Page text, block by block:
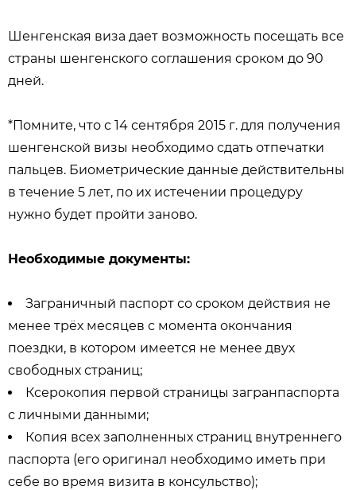
Шенгенская виза дает возможность посещать все
страны шенгенского соглашения сроком до 90
дней.
*Помните, что с 14 сентября 2015 г. для получения
шенгенской визы необходимо сдать отпечатки
пальцев. Биометрические данные действительны
в течение 5 лет, по их истечении процедуру
нужно будет пройти заново.
Необходимые документы:
Заграничный паспорт со сроком действия не
менее трёх месяцев с момента окончания
поездки, в котором имеется не менее двух
свободных страниц;
Ксерокопия первой страницы загранпаспорта
с личными данными;
Копия всех заполненных страниц внутреннего
паспорта (его оригинал необходимо иметь при
себе во время визита в консульство);